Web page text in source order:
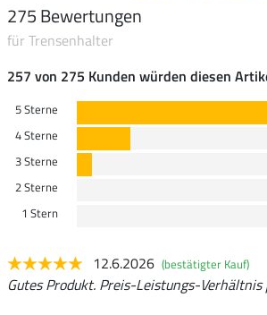
275 Bewertungen
für Trensenhalter
257 von 275 Kunden würden diesen
5 Sterne
4 Sterne
3 Sterne
2 Sterne
1 Stern
12.6.2026 (bestätigter Kauf)
Gutes Produkt. Preis-Leistungs-Verhältnis